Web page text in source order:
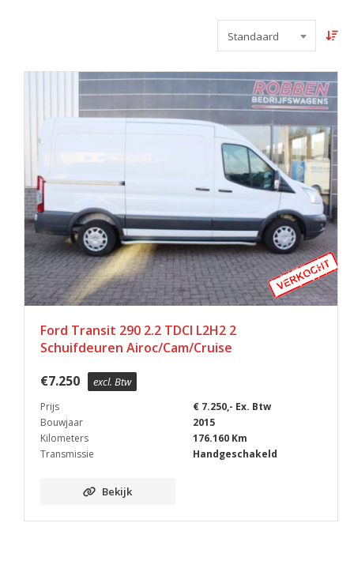
Standaard
Ford Transit 290 2.2 TDCI L2H2 2
Schuifdeuren Airoc/Cam/Cruise
€7.250 excl. Btw
Prijs
€ 7.250,- Ex. Btw
Bouwjaar
2015
Kilometers
176.160 Km
Transmissie
Handgeschakeld
Bekijk